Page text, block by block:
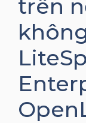
trên